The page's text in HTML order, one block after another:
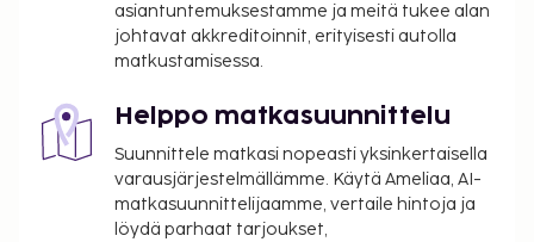
asiantuntemuksestamme ja meitä tukee alan
johtavat akkreditoinnit, erityisesti autolla
matkustamisessa.
Helppo matkasuunnittelu
Suunnittele matkasi nopeasti yksinkertaisella
varausjärjestelmällämme. Käytä Ameliaa, AI-
matkasuunnittelijaamme, vertaile hintoja ja
löydä parhaat tarjoukset,